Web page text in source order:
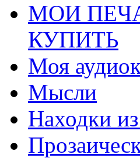
МОИ
КУПИТЬ
Моя
Мысли
Находки